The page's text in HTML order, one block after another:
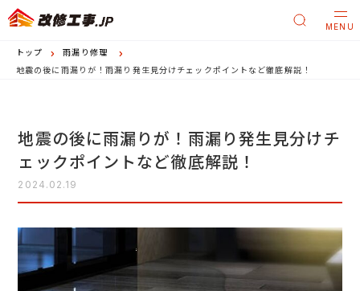
MENU
トップ
雨漏り修理
地震の後に雨漏りが！雨漏り発生見分けチェックポイントなど徹底解説！
地震の後に雨漏りが！雨漏り発生見分けチ
ェックポイントなど徹底解説！
2024.02.19